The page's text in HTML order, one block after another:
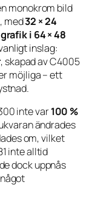
monokrom bild
, med32 × 24
i 64 × 48
inslag:
, skapad av C4005
möjliga – ett
inte var100 %
ändrades
om, vilket
inte alltid
dock uppnås